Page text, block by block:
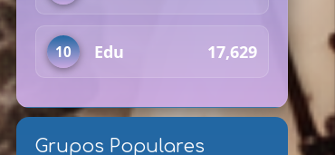
10 Edu 17,629
Grupos Populares